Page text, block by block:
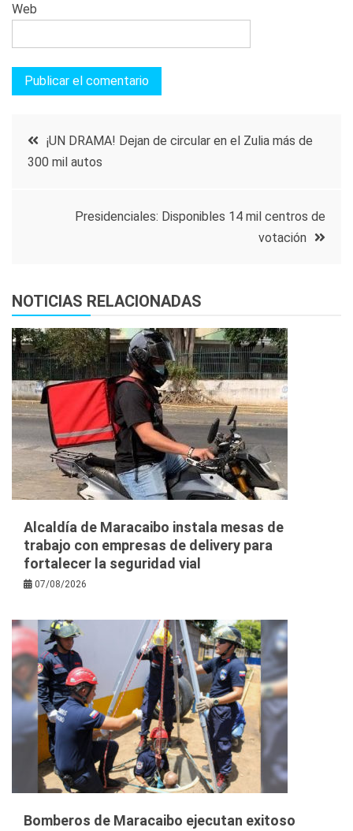
Web
Navegación
entradas
¡UN DRAMA! Dejan de circular en el Zulia más de
300 mil autos
Presidenciales: Disponibles 14 mil centros de
votación
NOTICIAS RELACIONADAS
Alcaldía de Maracaibo instala mesas de
trabajo con empresas de delivery para
fortalecer la seguridad vial
07/08/2026
Bomberos de Maracaibo ejecutan exitoso